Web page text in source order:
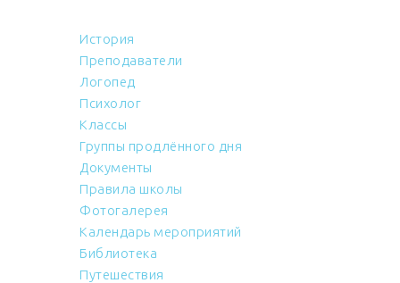
История
Преподаватели
Логопед
Психолог
Классы
Группы продлённого дня
Документы
Правила школы
Фотогалерея
Календарь мероприятий
Библиотека
Путешествия